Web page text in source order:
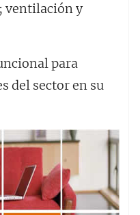
ventilación y
para
del sector en su